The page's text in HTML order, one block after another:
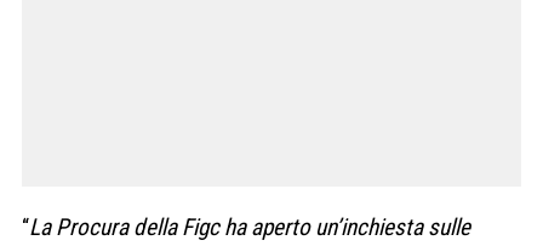
“La Procura della Figc ha aperto un’inchiesta sulle